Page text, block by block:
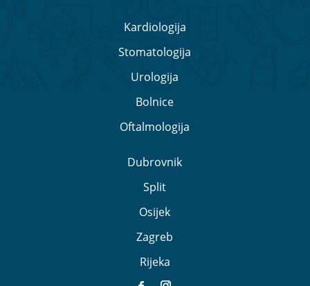
Kardiologija
Stomatologija
Urologija
Bolnice
Oftalmologija
Dubrovnik
Split
Osijek
Zagreb
Rijeka